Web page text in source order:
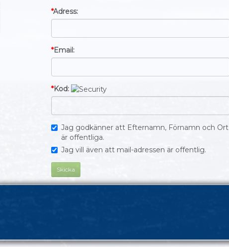
*Adress:
*Email:
*Kod:
Jag godkänner att Efternamn, Förnamn och Ort
är offentliga.
Jag vill även att mail-adressen är offentlig.
Skicka